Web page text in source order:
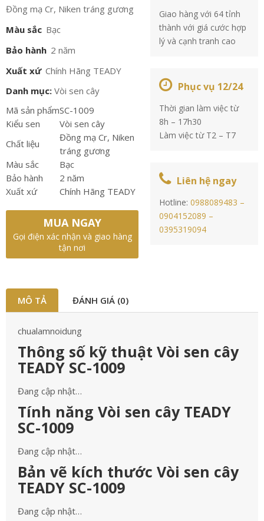
Đồng mạ Cr, Niken tráng gương
Màu sắc Bạc
Bảo hành 2 năm
Xuất xứ Chính Hãng TEADY
Danh mục: Vòi sen cây
Mã sản phẩmSC-1009
Kiểu sen
Vòi sen cây
Chất liệu
Đồng mạ Cr, Niken
tráng gương
Màu sắc
Bạc
Bảo hành
2 năm
Xuất xứ
Chính Hãng TEADY
MUA NGAY
Gọi điện xác nhận và giao hàng
tận nơi
Giao hàng với 64 tỉnh
thành với giá cước hợp
lý và cạnh tranh cao
Phục vụ 12/24
Thời gian làm việc từ
8h – 17h30
Làm việc từ T2 – T7
Liên hệ ngay
Hotline:0988089483 –
0904152089 –
0395319094
MÔ TẢ ĐÁNH GIÁ (0)
chualamnoidung
Thông số kỹ thuật Vòi sen cây
TEADY SC-1009
Đang cập nhật…
Tính năng Vòi sen cây TEADY
SC-1009
Đang cập nhật…
Bản vẽ kích thước Vòi sen cây
TEADY SC-1009
Đang cập nhật…